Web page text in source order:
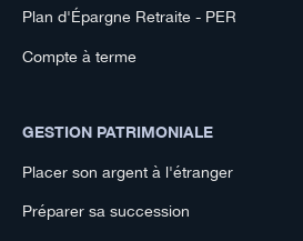
Plan d'Épargne Retraite - PER
Compte à terme
GESTION PATRIMONIALE
Placer son argent à l'étranger
Préparer sa succession